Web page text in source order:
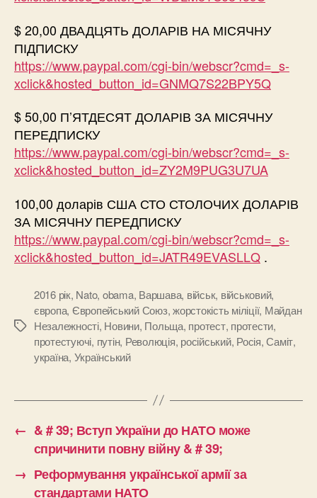
$ 20,00 ДВАДЦЯТЬ ДОЛАРІВ НА МІСЯЧНУ
ПІДПИСКУ
https://www.paypal.com/cgi-bin/webscr?cmd=_s-
xclick&hosted_button_id=GNMQ7S22BPY5Q
$ 50,00 П’ЯТДЕСЯТ ДОЛАРІВ ЗА МІСЯЧНУ
ПЕРЕДПИСКУ
https://www.paypal.com/cgi-bin/webscr?cmd=_s-
xclick&hosted_button_id=ZY2M9PUG3U7UA
100,00 доларів США СТО СТОЛОЧИХ ДОЛАРІВ
ЗА МІСЯЧНУ ПЕРЕДПИСКУ
https://www.paypal.com/cgi-bin/webscr?cmd=_s-
xclick&hosted_button_id=JATR49EVASLLQ .
Позначки
2016 рік, Nato, obama, Варшава, військ, військовий,
європа, Європейський Союз,жорстокість міліції, Майдан
Незалежності, Новини, Польща, протест, протести,
протестуючі, путін, Революція, російський, Росія,Саміт,
україна, Український
← & # 39; Вступ України до НАТО може
спричинити повну війну & # 39;
→ Реформування української армії за
стандартами НАТО